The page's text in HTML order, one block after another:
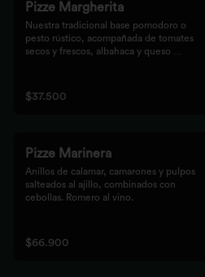
Pizze Margherita
Nuestra tradicional base pomodoro o
pesto rústico, acompañada de tomates
secos y frescos, albahaca y queso
$37.500
Pizze Marinera
Anillos de calamar, camarones y pulpos
salteados al ajillo, combinados con
cebollas. Romero al vino.
$66.900